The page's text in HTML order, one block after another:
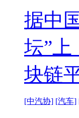
据中
坛”
块链
[中汽协] [汽车]